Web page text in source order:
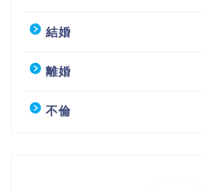
結婚
離婚
不倫